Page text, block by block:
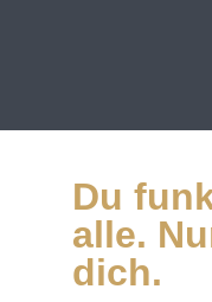
Du
alle.
dich.